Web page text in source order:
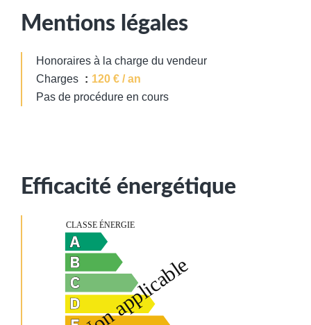
Mentions légales
Honoraires à la charge du vendeur
Charges
120 € / an
Pas de procédure en cours
Efficacité énergétique